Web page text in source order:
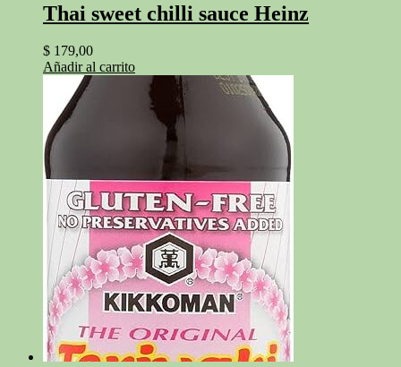
Thai sweet chilli sauce Heinz
$ 179,00
Añadir al carrito